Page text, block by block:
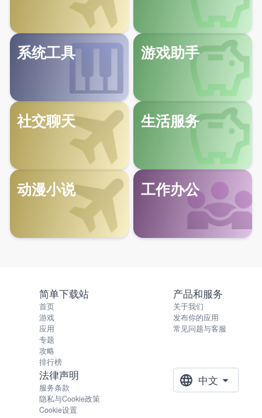
系统工具 游戏助手
社交聊天 生活服务
动漫小说 工作办公
简单下载站
首页
游戏
应用
专题
攻略
排行榜
产品和服务
关于我们
发布你的应用
常见问题与客服
法律声明
服务条款
隐私与Cookie政策
Cookie设置
中文